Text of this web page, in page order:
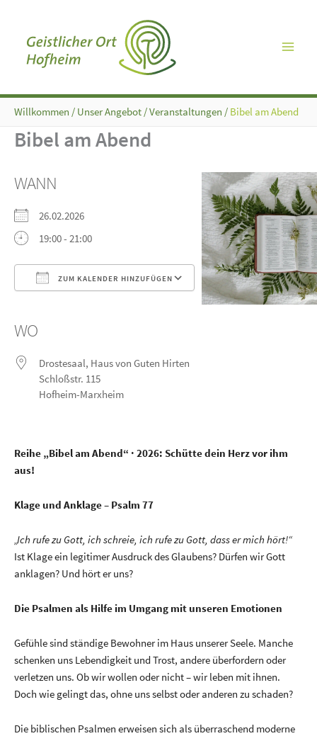
springen
Willkommen / Unser Angebot /Veranstaltungen / Bibel am Abend
Bibel am Abend
WANN
26.02.2026
19:00 - 21:00
ZUM KALENDER HINZUFÜGEN
Outlook Live
WO
Drostesaal, Haus von Guten Hirten
Schloßstr. 115
Hofheim-Marxheim
Reihe „Bibel am Abend“ · 2026: Schütte dein Herz vor ihm
aus!
Klage und Anklage – Psalm 77
„Ich rufe zu Gott, ich schreie, ich rufe zu Gott, dass er mich hört!“
Ist Klage ein legitimer Ausdruck des Glaubens? Dürfen wir Gott
anklagen? Und hört er uns?
Die Psalmen als Hilfe im Umgang mit unseren Emotionen
Gefühle sind ständige Bewohner im Haus unserer Seele. Manche
schenken uns Lebendigkeit und Trost, andere überfordern oder
verletzen uns. Ob wir wollen oder nicht – wir leben mit ihnen.
Doch wie gelingt das, ohne uns selbst oder anderen zu schaden?
Die biblischen Psalmen erweisen sich als überraschend moderne